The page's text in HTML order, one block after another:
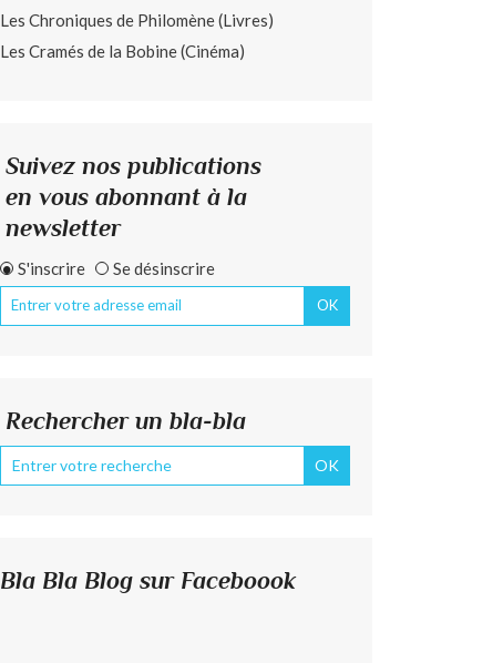
Les Chroniques de Philomène (Livres)
Les Cramés de la Bobine (Cinéma)
Suivez nos publications
en vous abonnant à la
newsletter
S'inscrire Se désinscrire
Rechercher un bla-bla
Bla Bla Blog sur Faceboook